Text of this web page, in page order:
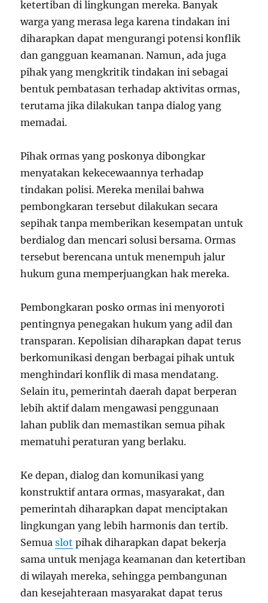
ketertiban di lingkungan mereka. Banyak
warga yang merasa lega karena tindakan ini
diharapkan dapat mengurangi potensi konflik
dan gangguan keamanan. Namun, ada juga
pihak yang mengkritik tindakan ini sebagai
bentuk pembatasan terhadap aktivitas ormas,
terutama jika dilakukan tanpa dialog yang
memadai.
Pihak ormas yang poskonya dibongkar
menyatakan kekecewaannya terhadap
tindakan polisi. Mereka menilai bahwa
pembongkaran tersebut dilakukan secara
sepihak tanpa memberikan kesempatan untuk
berdialog dan mencari solusi bersama. Ormas
tersebut berencana untuk menempuh jalur
hukum guna memperjuangkan hak mereka.
Pembongkaran posko ormas ini menyoroti
pentingnya penegakan hukum yang adil dan
transparan. Kepolisian diharapkan dapat terus
berkomunikasi dengan berbagai pihak untuk
menghindari konflik di masa mendatang.
Selain itu, pemerintah daerah dapat berperan
lebih aktif dalam mengawasi penggunaan
lahan publik dan memastikan semua pihak
mematuhi peraturan yang berlaku.
Ke depan, dialog dan komunikasi yang
konstruktif antara ormas, masyarakat, dan
pemerintah diharapkan dapat menciptakan
lingkungan yang lebih harmonis dan tertib.
Semuaslot pihak diharapkan dapat bekerja
sama untuk menjaga keamanan dan ketertiban
di wilayah mereka, sehingga pembangunan
dan kesejahteraan masyarakat dapat terus